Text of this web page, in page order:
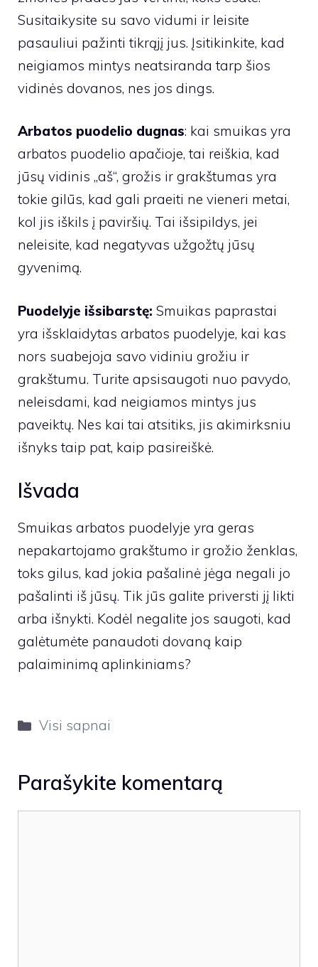
Susitaikysite su savo vidumi ir leisite
pasauliui pažinti tikrąjį jus. Įsitikinkite, kad
neigiamos mintys neatsiranda tarp šios
vidinės dovanos, nes jos dings.
Arbatos puodelio dugnas: kai smuikas yra
arbatos puodelio apačioje, tai reiškia, kad
jūsų vidinis „aš“, grožis ir grakštumas yra
tokie gilūs, kad gali praeiti ne vieneri metai,
kol jis iškils į paviršių. Tai išsipildys, jei
neleisite, kad negatyvas užgožtų jūsų
gyvenimą.
Puodelyje išsibarstę: Smuikas paprastai
yra išsklaidytas arbatos puodelyje, kai kas
nors suabejoja savo vidiniu grožiu ir
grakštumu. Turite apsisaugoti nuo pavydo,
neleisdami, kad neigiamos mintys jus
paveiktų. Nes kai tai atsitiks, jis akimirksniu
išnyks taip pat, kaip pasireiškė.
Išvada
Smuikas arbatos puodelyje yra geras
nepakartojamo grakštumo ir grožio ženklas,
toks gilus, kad jokia pašalinė jėga negali jo
pašalinti iš jūsų. Tik jūs galite priversti jį likti
arba išnykti. Kodėl negalite jos saugoti, kad
galėtumėte panaudoti dovaną kaip
palaiminimą aplinkiniams?
Kategorijos
Visi sapnai
Parašykite komentarą